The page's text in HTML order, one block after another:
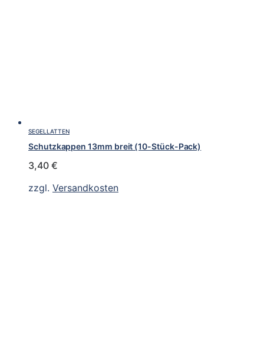
SEGELLATTEN
Schutzkappen 13mm breit (10-Stück-Pack)
3,40 €
zzgl. Versandkosten